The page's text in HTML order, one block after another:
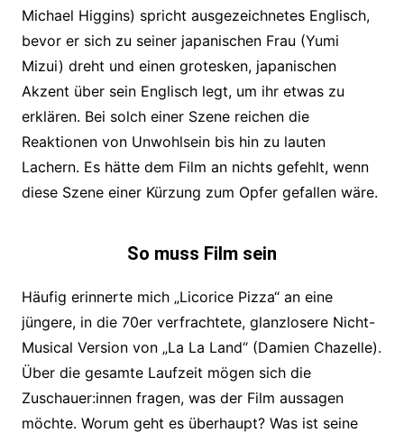
Michael Higgins) spricht ausgezeichnetes Englisch,
bevor er sich zu seiner japanischen Frau (Yumi
Mizui) dreht und einen grotesken, japanischen
Akzent über sein Englisch legt, um ihr etwas zu
erklären. Bei solch einer Szene reichen die
Reaktionen von Unwohlsein bis hin zu lauten
Lachern. Es hätte dem Film an nichts gefehlt, wenn
diese Szene einer Kürzung zum Opfer gefallen wäre.
So muss Film sein
Häufig erinnerte mich „Licorice Pizza“ an eine
jüngere, in die 70er verfrachtete, glanzlosere Nicht-
Musical Version von „La La Land“ (Damien Chazelle).
Über die gesamte Laufzeit mögen sich die
Zuschauer:innen fragen, was der Film aussagen
möchte. Worum geht es überhaupt? Was ist seine